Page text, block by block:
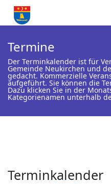
Termine
Der Terminkalender ist für
Gemeinde Neukirchen und
gedacht. Kommerzielle
aufgeführt. Sie können die
Dazu klicken Sie in der
Kategorienamen unterhalb
Terminkalender